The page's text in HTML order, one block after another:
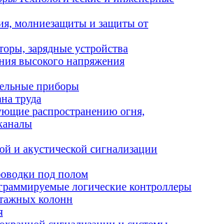
молниезащиты и защиты от
зарядные устройства
высокого напряжения
приборы
труда
распространению огня,
и акустической сигнализации
под полом
логические контроллеры
колонн